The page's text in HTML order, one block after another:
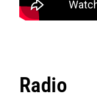
Radio